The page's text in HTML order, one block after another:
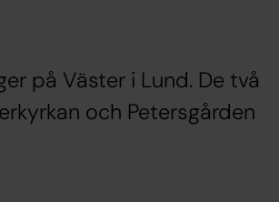
på Väster i Lund. De två
och Petersgården